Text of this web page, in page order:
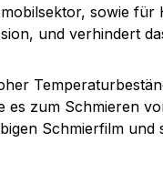
sowie
und verhindert
zum Schmieren
Schmierfilm und